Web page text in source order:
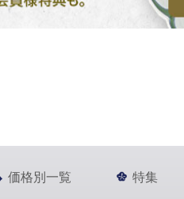
価格別一覧 特集